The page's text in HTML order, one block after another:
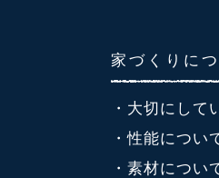
家づくりに
・大切にして
・性能につい
・素材につい